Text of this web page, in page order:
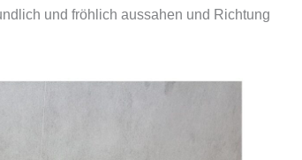
und fröhlich aussahen und Richtung